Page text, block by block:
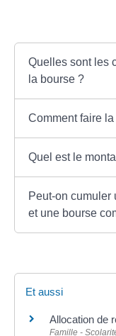
Quelles sont les
la bourse ?
Comment faire
Quel est le
Peut-on cumuler
et une bourse
Et aussi
Allocation de
Famille -